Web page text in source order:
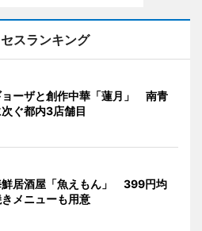
スランキング
ョーザと創作中華「蓮月」 南青
ぐ都内3店舗目
鮮居酒屋「魚えもん」 399円均
メニューも用意